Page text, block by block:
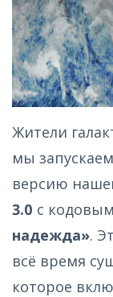
Жители
мы
версию
3.0 с
надежда».
всё время
которое